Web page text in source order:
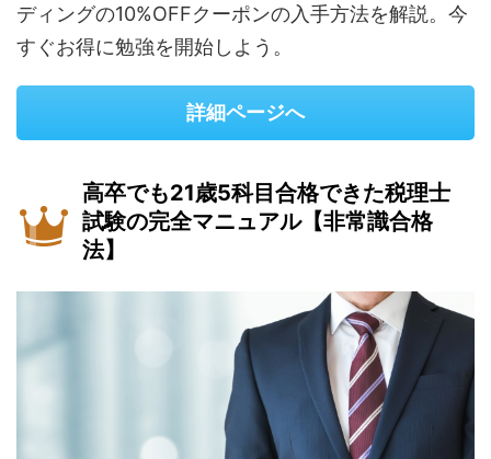
ディングの10%OFFクーポンの入手方法を解説。今
すぐお得に勉強を開始しよう。
詳細ページへ
高卒でも21歳5科目合格できた税理士
試験の完全マニュアル【非常識合格
法】